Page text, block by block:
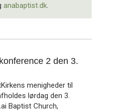
anabaptist.dk
2 den 3.
menigheder til
lørdag den 3.
Baptist Church,